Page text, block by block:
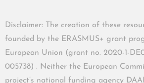
Disclaimer: The creation of these
founded by the ERASMUS+ grant
European Union (grant no. 2020-1-
005738) . Neither the European
project’s national funding agency